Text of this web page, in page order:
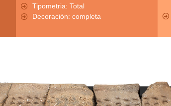
Tipometria: Total
Decoración: completa